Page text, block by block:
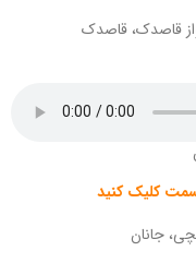
کلیک کنید